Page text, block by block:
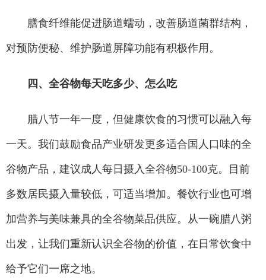
膳食纤维能促进肠道蠕动，改善肠道菌群结构，
对预防便秘、维护肠道屏障功能有积极作用。
四、全谷物每天吃多少、怎么吃
腊八节一年一度，但健康饮食的习惯可以融入每
一天。我们鼓励食品产业研发更多适合国人口味的全
谷物产品，建议成人每日摄入全谷物50-100克。目前
多数居民摄入量较低，可适当增加。餐饮行业也可增
加营养与美味兼具的全谷物菜品供应。从一碗腊八粥
出发，让我们重新认识全谷物的价值，在日常饮食中
给予它们一席之地。